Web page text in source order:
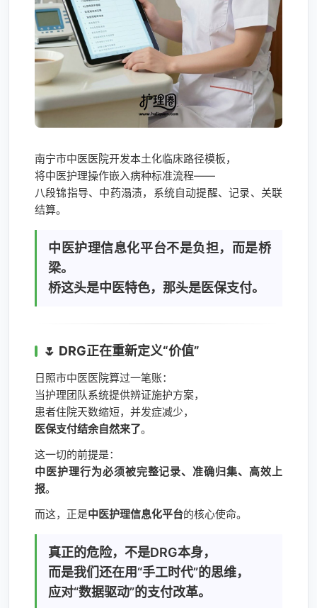
南宁市中医医院开发本土化临床路径模板，
将中医护理操作嵌入病种标准流程——
八段锦指导、中药溻渍，系统自动提醒、记录、关联
结算。
中医护理信息化平台不是负担，而是桥
梁。
桥这头是中医特色，那头是医保支付。
🌷 DRG正在重新定义“价值”
日照市中医医院算过一笔账：
当护理团队系统提供辨证施护方案，
患者住院天数缩短，并发症减少，
医保支付结余自然来了。
这一切的前提是：
中医护理行为必须被完整记录、准确归集、高效上
报。
而这，正是中医护理信息化平台的核心使命。
真正的危险，不是DRG本身，
而是我们还在用“手工时代”的思维，
应对“数据驱动”的支付改革。